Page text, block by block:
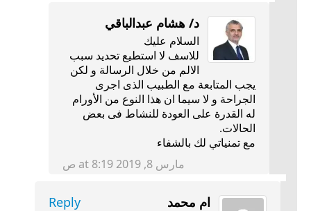
د/ هشام عبدالباقي
السلام عليك
للاسف لا استطيع تحديد سبب
الالم من خلال الرسالة و لكن
يجب المتابعة مع الطبيب الذى اجرى
الجراحة و لا سيما ان هذا النوع من الأورام
له القدرة على العودة للنشاط فى بعض
الحالات.
مع تمنياتي لك بالشفاء
مارس 8, 2019 at 8:19 ص
ام محمد Reply